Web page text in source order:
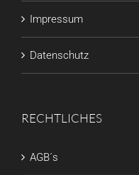
Impressum
Datenschutz
RECHTLICHES
AGB´s